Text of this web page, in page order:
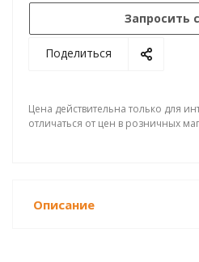
Запросить
Поделиться
Цена действительна только для
отличаться от цен в розничных
Описание